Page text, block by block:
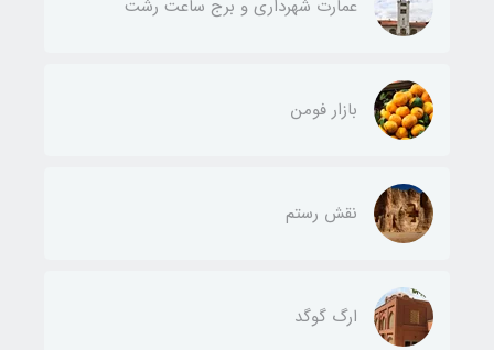
عمارت شهرداری و برج ساعت رشت
بازار فومن
نقش رستم
ارگ گوگد